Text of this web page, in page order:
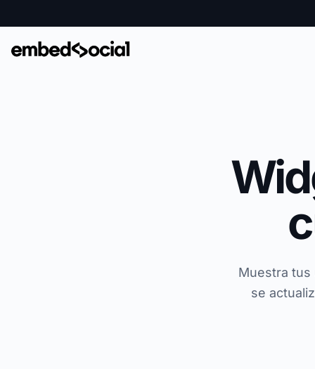
Muestra tus
se